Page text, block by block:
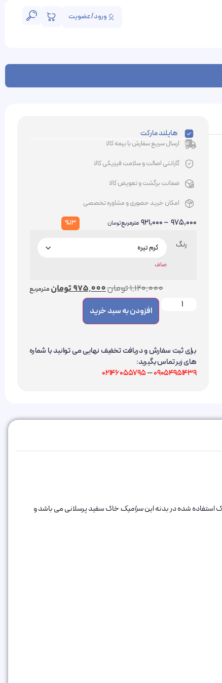
ورود/عضویت
هایلند مارکت
ارسال سریع سفارش با بیمه کالا
گارانتی اصالت و سلامت فیزیکی کالا
ضمانت برگشت و تعویض کالا
امکان خرید حضوری و مشاوره تخصصی
975,000
–
921,000 مترمربعتومان %13
رنگ
صاف
1,120,000تومان975,000تومان مترمربع
افزودن به سبد خرید
برای ثبت سفارش و دریافت تخفیف نهایی می توانید با شماره
های زیر تماس بگیرید:
09054951439
--
02146055795
شده در بدنه اینسرامیکخاک سفید پرسلانی می باشد و